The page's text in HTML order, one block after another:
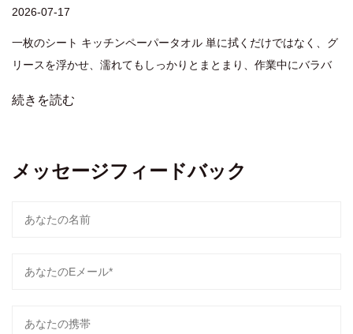
2026-07-17
一枚のシート キッチンペーパータオル 単に拭くだけではなく、グ
リースを浮かせ、濡れてもしっかりとまとまり、作業中にバラバ
面倒なカウンタートップの片づけが 2 秒の仕事に変わります。間
続きを読む
メッセージフィードバック